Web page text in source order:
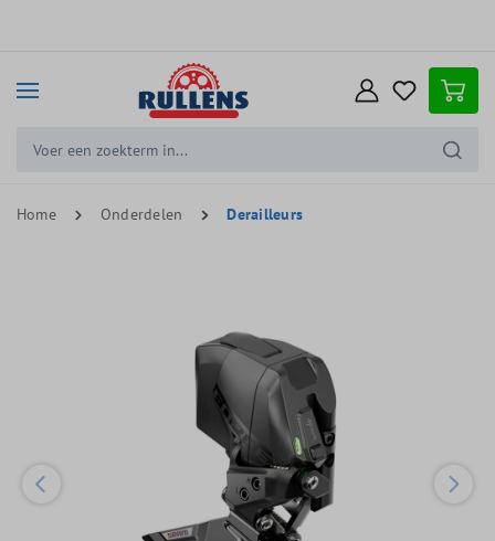
Home Onderdelen Derailleurs